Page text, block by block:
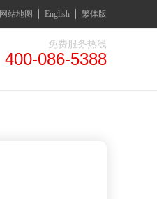
网站地图 English 繁体版
免费服务热线
400-086-5388